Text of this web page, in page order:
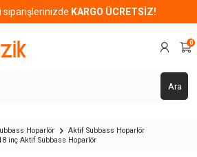
siparişlerinizde KARGO ÜCRETSİZ!
Ara
0
Hoparlör
Aktif Subbass Hoparlör
inç Aktif Subbass Hoparlör